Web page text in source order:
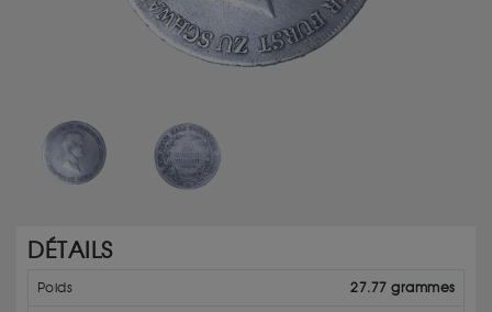
DÉTAILS
Poids 27.77 grammes